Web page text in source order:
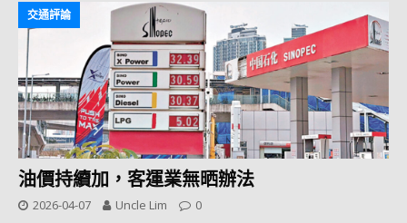
交通評論
油價持續加，客運業無晒辦法
2026-04-07 Uncle Lim 0